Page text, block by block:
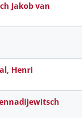
Jakob van
Henri